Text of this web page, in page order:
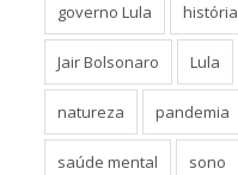
governo Lula história
Jair Bolsonaro Lula
natureza pandemia
saúde mental sono